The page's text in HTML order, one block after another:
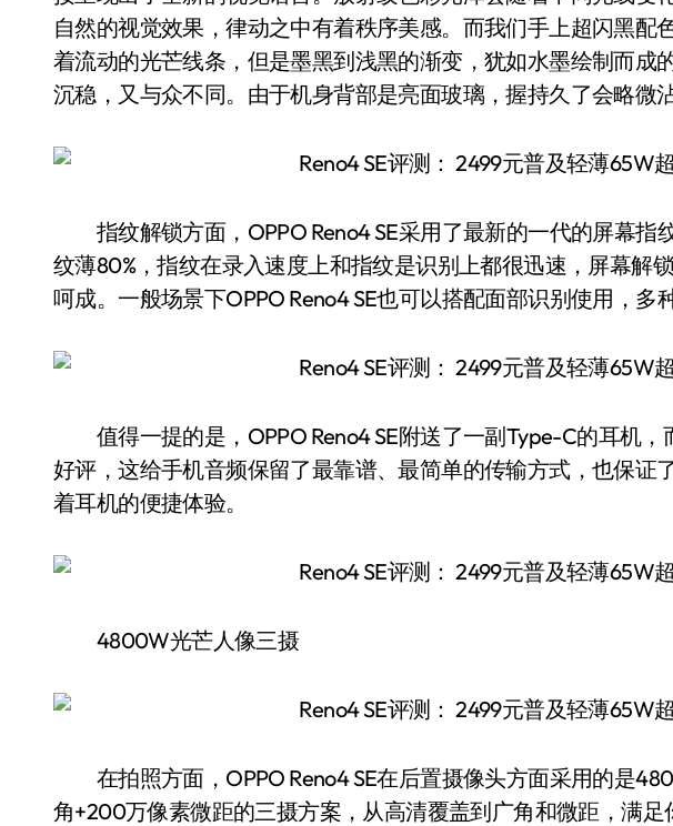
自然的视觉效果，律动之中有着秩序美感。而我们手上超闪黑配
着流动的光芒线条，但是墨黑到浅黑的渐变，犹如水墨绘制而成
沉稳，又与众不同。由于机身背部是亮面玻璃，握持久了会略微沾
指纹解锁方面，OPPO Reno4 SE采用了最新的一代的屏幕指
纹薄80%，指纹在录入速度上和指纹是识别上都很迅速，屏幕解
呵成。一般场景下OPPO Reno4 SE也可以搭配面部识别使用，多
值得一提的是，OPPO Reno4 SE附送了一副Type-C的耳机，
好评，这给手机音频保留了最靠谱、最简单的传输方式，也保证
着耳机的便捷体验。
4800W光芒人像三摄
在拍照方面，OPPO Reno4 SE在后置摄像头方面采用的是
角+200万像素微距的三摄方案，从高清覆盖到广角和微距，满